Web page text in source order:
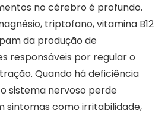
no cérebro é profundo.
triptofano, vitamina B12
da produção de
responsáveis por regular o
Quando há deficiência
sistema nervoso perde
sintomas como irritabilidade,